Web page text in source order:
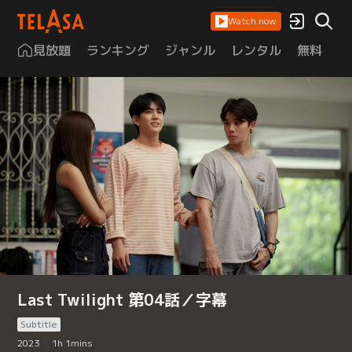
Watch now
見放題 ランキング ジャンル レンタル 無料
Last Twilight 第04話／字幕
Subtitle
2023
1h 1mins